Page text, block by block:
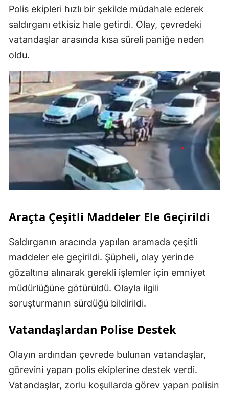
Polis ekipleri hızlı bir şekilde müdahale ederek
saldırganı etkisiz hale getirdi. Olay, çevredeki
vatandaşlar arasında kısa süreli paniğe neden
oldu.
Araçta Çeşitli Maddeler Ele Geçirildi
Saldırganın aracında yapılan aramada çeşitli
maddeler ele geçirildi. Şüpheli, olay yerinde
gözaltına alınarak gerekli işlemler için emniyet
müdürlüğüne götürüldü. Olayla ilgili
soruşturmanın sürdüğü bildirildi.
Vatandaşlardan Polise Destek
Olayın ardından çevrede bulunan vatandaşlar,
görevini yapan polis ekiplerine destek verdi.
Vatandaşlar, zorlu koşullarda görev yapan polisin